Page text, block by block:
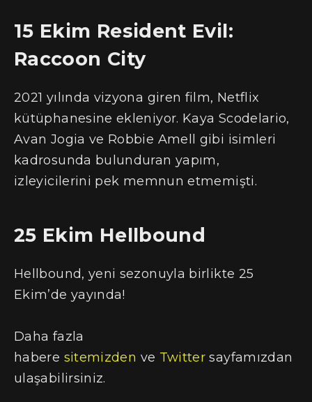
15 Ekim Resident Evil:
Raccoon City
2021 yılında vizyona giren film, Netflix
kütüphanesine ekleniyor. Kaya Scodelario,
Avan Jogia ve Robbie Amell gibi isimleri
kadrosunda bulunduran yapım,
izleyicilerini pek memnun etmemişti.
25 Ekim Hellbound
Hellbound, yeni sezonuyla birlikte 25
Ekim’de yayında!
Daha fazla
habere sitemizden ve Twitter sayfamızdan
ulaşabilirsiniz.